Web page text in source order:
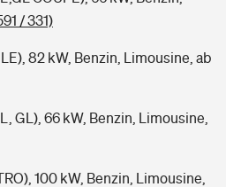
/ 331)
82 kW, Benzin, Limousine, ab
GL), 66 kW, Benzin, Limousine,
100 kW, Benzin, Limousine,